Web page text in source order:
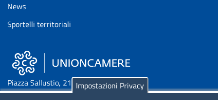
News
Sportelli territoriali
Piazza Sallustio, 21 - 00187 Roma
Impostazioni Privacy